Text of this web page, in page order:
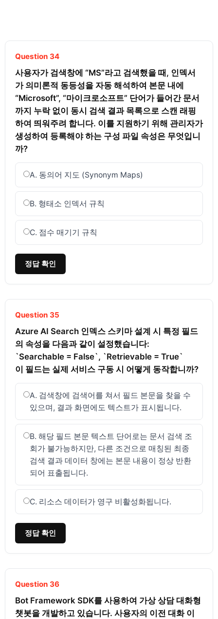
Question 34
사용자가 검색창에 “MS”라고 검색했을 때, 인덱서
가 의미론적 동등성을 자동 해석하여 본문 내에
“Microsoft”, “마이크로소프트” 단어가 들어간 문서
까지 누락 없이 동시 검색 결과 목록으로 스캔 래핑
하여 띄워주려 합니다. 이를 지원하기 위해 관리자가
생성하여 등록해야 하는 구성 파일 속성은 무엇입니
까?
A. 동의어 지도 (Synonym Maps)
B. 형태소 인덱서 규칙
C. 점수 매기기 규칙
정답 확인
Question 35
Azure AI Search 인덱스 스키마 설계 시 특정 필드
의 속성을 다음과 같이 설정했습니다:
`Searchable = False`, `Retrievable = True`
이 필드는 실제 서비스 구동 시 어떻게 동작합니까?
A. 검색창에 검색어를 쳐서 필드 본문을 찾을 수
있으며, 결과 화면에도 텍스트가 표시됩니다.
B. 해당 필드 본문 텍스트 단어로는 문서 검색 조
회가 불가능하지만, 다른 조건으로 매칭된 최종
검색 결과 데이터 창에는 본문 내용이 정상 반환
되어 표출됩니다.
C. 리소스 데이터가 영구 비활성화됩니다.
정답 확인
Question 36
Bot Framework SDK를 사용하여 가상 상담 대화형
챗봇을 개발하고 있습니다. 사용자의 이전 대화 이